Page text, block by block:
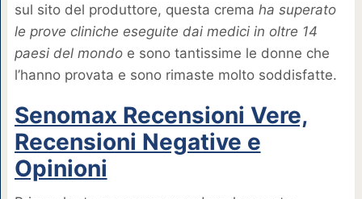
sul sito del produttore, questa crema ha superato
le prove cliniche eseguite dai medici in oltre 14
paesi del mondoe sono tantissime le donne che
l’hanno provata e sono rimaste molto soddisfatte.
Senomax Recensioni Vere,
Recensioni Negative e
Opinioni